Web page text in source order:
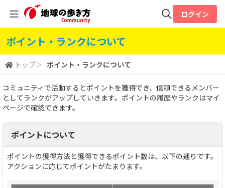
全体検索
検索
ログイン
ポイント・ランクについて
トップ＞ ポイント・ランクについて
コミュニティで活動するとポイントを獲得でき、信頼できるメンバー
としてランクがアップしていきます。ポイントの履歴やランクはマイ
ページで確認できます。
ポイントについて
ポイントの獲得方法と獲得できるポイント数は、以下の通りです。
アクションに応じてポイントがたまります。